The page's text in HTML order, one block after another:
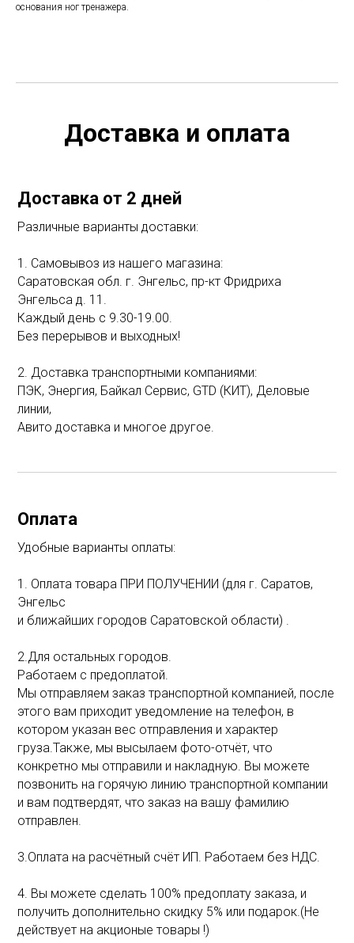
основания ног тренажера.
Доставка и оплата
Доставка от 2 дней
Различные варианты доставки:
1. Самовывоз из нашего магазина:
Саратовская обл. г. Энгельс, пр-кт Фридриха
Энгельса д. 11.
Каждый день с 9.30-19.00.
Без перерывов и выходных!
2. Доставка транспортными компаниями:
ПЭК, Энергия, Байкал Сервис, GTD (КИТ), Деловые
линии,
Авито доставка и многое другое.
Оплата
Удобные варианты оплаты:
1. Оплата товара ПРИ ПОЛУЧЕНИИ (для г. Саратов,
Энгельс
и ближайших городов Саратовской области) .
2.Для остальных городов.
Работаем с предоплатой.
Мы отправляем заказ транспортной компанией, после
этого вам приходит уведомление на телефон, в
котором указан вес отправления и характер
груза.Также, мы высылаем фото-отчёт, что
конкретно мы отправили и накладную. Вы можете
позвонить на горячую линию транспортной компании
и вам подтвердят, что заказ на вашу фамилию
отправлен.
3.Оплата на расчётный счёт ИП. Работаем без НДС.
4. Вы можете сделать 100% предоплату заказа, и
получить дополнительно скидку 5% или подарок.(Не
действует на акционые товары !)